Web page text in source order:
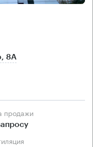
8А
продажи